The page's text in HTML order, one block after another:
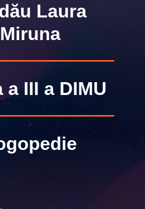
Laura
Miruna
a III a DIMU